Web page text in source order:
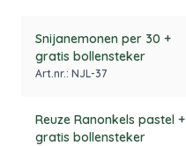
Snijanemonen per 30 +
gratis bollensteker
Art.nr.: NJL-37
Reuze Ranonkels pastel +
gratis bollensteker